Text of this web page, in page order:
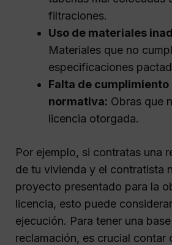
filtraciones.
Uso de materiales
Materiales que no
especificaciones
Falta de cumplimiento
normativa: Obras que
licencia otorgada.
Por ejemplo, si contratas una
de tu vivienda y el contratista
proyecto presentado para la
licencia, esto puede
ejecución. Para tener una
reclamación, es crucial contar